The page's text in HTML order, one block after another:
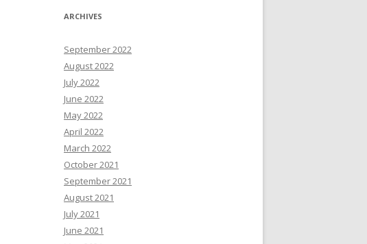
ARCHIVES
September 2022
August 2022
July 2022
June 2022
May 2022
April 2022
March 2022
October 2021
September 2021
August 2021
July 2021
June 2021